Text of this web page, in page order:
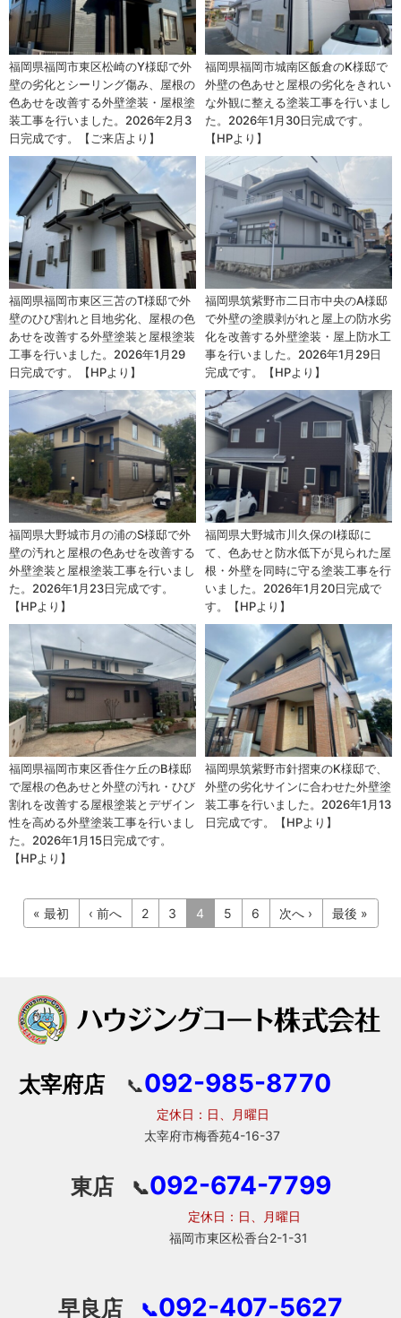
福岡県福岡市東区松崎のY様邸で外
壁の劣化とシーリング傷み、屋根の
色あせを改善する外壁塗装・屋根塗
装工事を行いました。2026年2月3
日完成です。【ご来店より】
福岡県福岡市城南区飯倉のK様邸で
外壁の色あせと屋根の劣化をきれい
な外観に整える塗装工事を行いまし
た。2026年1月30日完成です。
【HPより】
福岡県福岡市東区三苫のT様邸で外
壁のひび割れと目地劣化、屋根の色
あせを改善する外壁塗装と屋根塗装
工事を行いました。2026年1月29
日完成です。【HPより】
福岡県筑紫野市二日市中央のA様邸
で外壁の塗膜剥がれと屋上の防水劣
化を改善する外壁塗装・屋上防水工
事を行いました。2026年1月29日
完成です。【HPより】
福岡県大野城市月の浦のS様邸で外
壁の汚れと屋根の色あせを改善する
外壁塗装と屋根塗装工事を行いまし
た。2026年1月23日完成です。
【HPより】
福岡県大野城市川久保のI様邸に
て、色あせと防水低下が見られた屋
根・外壁を同時に守る塗装工事を行
いました。2026年1月20日完成で
す。【HPより】
福岡県福岡市東区香住ケ丘のB様邸
で屋根の色あせと外壁の汚れ・ひび
割れを改善する屋根塗装とデザイン
性を高める外壁塗装工事を行いまし
た。2026年1月15日完成です。
【HPより】
福岡県筑紫野市針摺東のK様邸で、
外壁の劣化サインに合わせた外壁塗
装工事を行いました。2026年1月13
日完成です。【HPより】
« 最初 ‹ 前へ 2 3 4 5 6 次へ › 最後 »
太宰府店 📞092-985-8770
定休日：日、月曜日
太宰府市梅香苑4-16-37
東店 📞092-674-7799
定休日：日、月曜日
福岡市東区松香台2-1-31
早良店 📞092-407-5627